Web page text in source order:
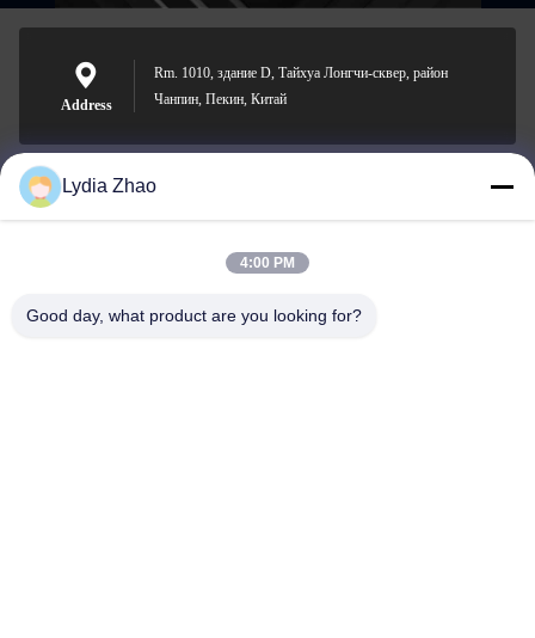
Address
Rm. 1010, здание D, Тайхуа Лонгчи-сквер, район
Чанпин, Пекин, Китай
jesingd@vip.sina.com
Lydia Zhao
4:00 PM
Good day, what product are you looking for?